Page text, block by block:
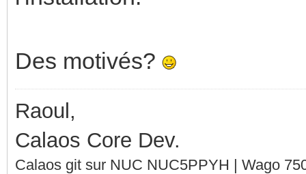
Des motivés?
Raoul,
Calaos Core Dev.
Calaos git sur NUC NUC5PPYH | Wago